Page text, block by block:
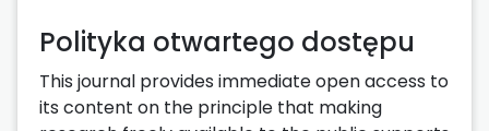
Polityka otwartego dostępu
This journal provides immediate open access to
its content on the principle that making